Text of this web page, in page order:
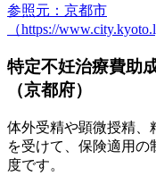
参照元：京都市
（https://
特定不妊治療費助
（京都府）
体外受精や顕微授精、
を受けて、 保険適用の
度です。